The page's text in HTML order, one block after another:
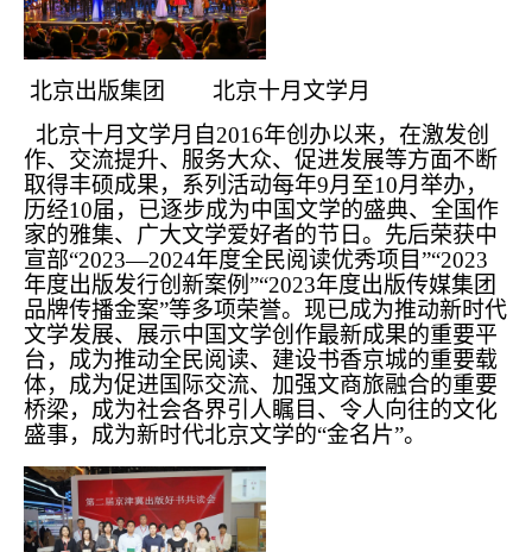
北京出版集团 北京十月文学月
北京十月文学月自2016年创办以来，在激发创
作、交流提升、服务大众、促进发展等方面不断
取得丰硕成果，系列活动每年9月至10月举办，
历经10届，已逐步成为中国文学的盛典、全国作
家的雅集、广大文学爱好者的节日。先后荣获中
宣部“2023—2024年度全民阅读优秀项目”“2023
年度出版发行创新案例”“2023年度出版传媒集团
品牌传播金案”等多项荣誉。现已成为推动新时代
文学发展、展示中国文学创作最新成果的重要平
台，成为推动全民阅读、建设书香京城的重要载
体，成为促进国际交流、加强文商旅融合的重要
桥梁，成为社会各界引人瞩目、令人向往的文化
盛事，成为新时代北京文学的“金名片”。